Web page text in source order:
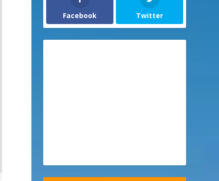
Facebook Twitter